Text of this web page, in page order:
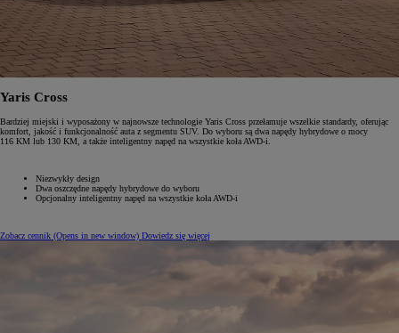
Yaris Cross
Bardziej miejski i wyposażony w najnowsze technologie Yaris Cross przełamuje wszelkie standardy, oferując
komfort, jakość i funkcjonalność auta z segmentu SUV. Do wyboru są dwa napędy hybrydowe o mocy
116 KM lub 130 KM, a także inteligentny napęd na wszystkie koła AWD-i.
Niezwykły design
Dwa oszczędne napędy hybrydowe do wyboru
Opcjonalny inteligentny napęd na wszystkie koła AWD-i
Zobacz cennik (Opens in new window) Dowiedz się więcej